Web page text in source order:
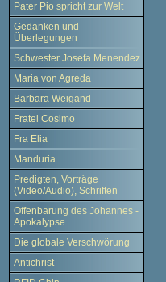
Pater Pio spricht zur Welt
Gedanken und
Überlegungen
Schwester Josefa Menendez
Maria von Agreda
Barbara Weigand
Fratel Cosimo
Fra Elia
Manduria
Predigten, Vorträge
(Video/Audio), Schriften
Offenbarung des Johannes -
Apokalypse
Die globale Verschwörung
Antichrist